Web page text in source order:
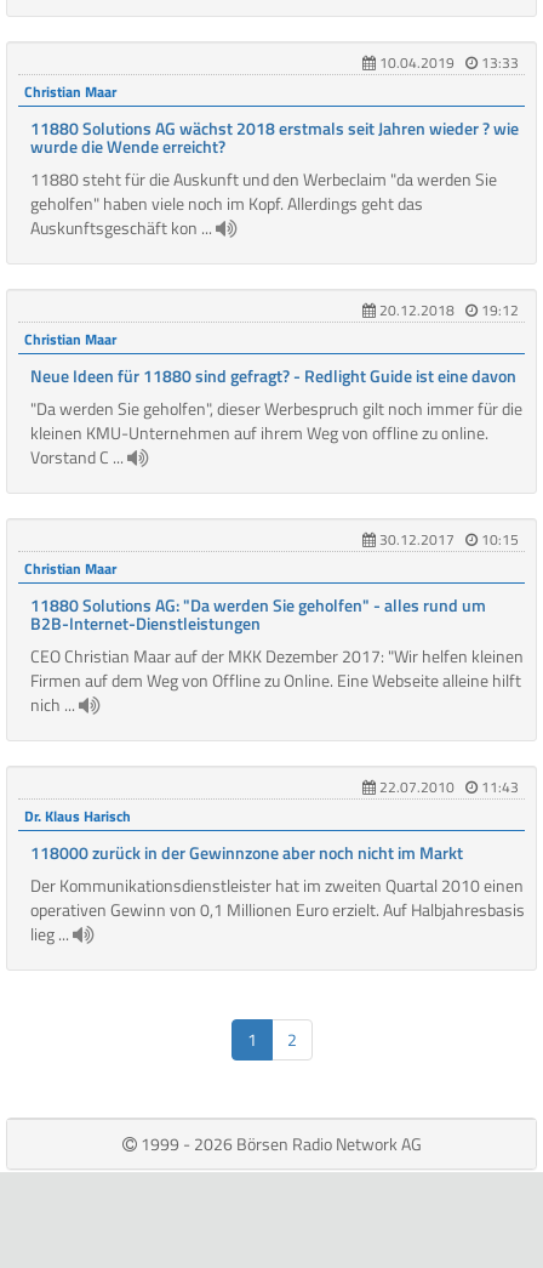
10.04.2019
13:33
Christian Maar
11880 Solutions AG wächst 2018 erstmals seit Jahren wieder ? wie
wurde die Wende erreicht?
11880 steht für die Auskunft und den Werbeclaim "da werden Sie
geholfen" haben viele noch im Kopf. Allerdings geht das
Auskunftsgeschäft kon ...
20.12.2018
19:12
Christian Maar
Neue Ideen für 11880 sind gefragt? - Redlight Guide ist eine davon
"Da werden Sie geholfen", dieser Werbespruch gilt noch immer für die
kleinen KMU-Unternehmen auf ihrem Weg von offline zu online.
Vorstand C ...
30.12.2017
10:15
Christian Maar
11880 Solutions AG: "Da werden Sie geholfen" - alles rund um
B2B-Internet-Dienstleistungen
CEO Christian Maar auf der MKK Dezember 2017: "Wir helfen kleinen
Firmen auf dem Weg von Offline zu Online. Eine Webseite alleine hilft
nich ...
22.07.2010
11:43
Dr. Klaus Harisch
118000 zurück in der Gewinnzone aber noch nicht im Markt
Der Kommunikationsdienstleister hat im zweiten Quartal 2010 einen
operativen Gewinn von 0,1 Millionen Euro erzielt. Auf Halbjahresbasis
lieg ...
1 2
1999 - 2026 Börsen Radio Network AG